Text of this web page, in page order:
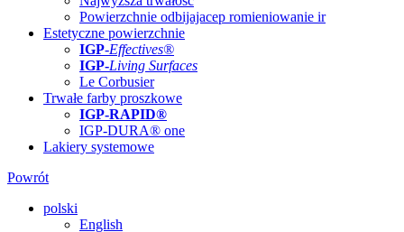
Powierzchnie odbijajacep romieniowanie ir
Estetyczne powierzchnie
IGP-Effectives®
IGP-Living Surfaces
Le Corbusier
Trwałe farby proszkowe
IGP-RAPID®
IGP-DURA® one
Lakiery systemowe
Powrót
polski
English